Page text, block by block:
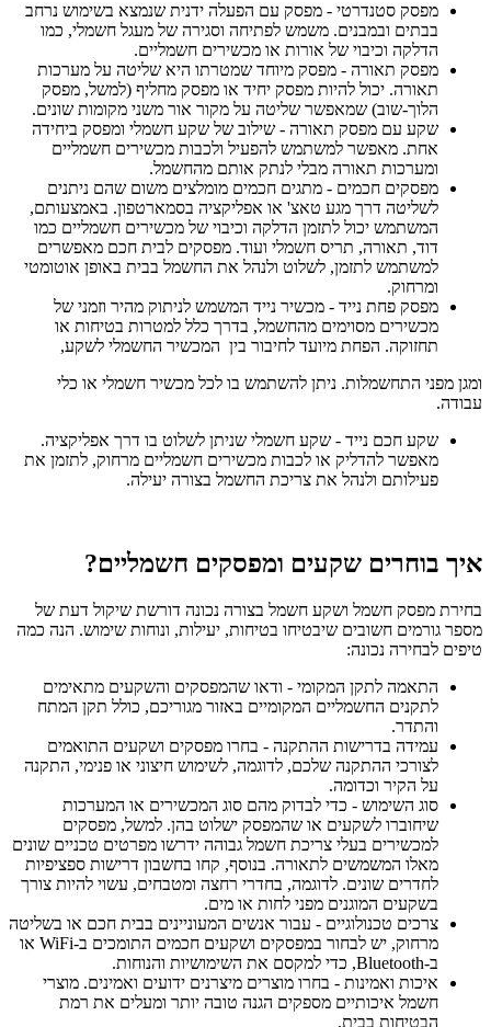
מפסק סטנדרטי - מפסק עם הפעלה ידנית שנמצא בשימוש נרחב
בבתים ובמבנים. משמש לפתיחה וסגירה של מעגל חשמלי, כמו
הדלקה וכיבוי של אורות או מכשירים חשמליים.
מפסק תאורה - מפסק מיוחד שמטרתו היא שליטה על מערכות
תאורה. יכול להיות מפסק יחיד או מפסק מחליף (למשל, מפסק
הלוך-שוב) שמאפשר שליטה על מקור אור משני מקומות שונים.
שקע עם מפסק תאורה - שילוב של שקע חשמלי ומפסק ביחידה
אחת. מאפשר למשתמש להפעיל ולכבות מכשירים חשמליים
ומערכות תאורה מבלי לנתק אותם מהחשמל.
מפסקים חכמים - מתגים חכמים מומלצים משום שהם ניתנים
לשליטה דרך מגע טאצ' או אפליקציה בסמארטפון. באמצעותם,
המשתמש יכול לתזמן הדלקה וכיבוי של מכשירים חשמליים כמו
דוד, תאורה, תריס חשמלי ועוד. מפסקים לבית חכם מאפשרים
למשתמש לתזמן, לשלוט ולנהל את החשמל בבית באופן אוטומטי
ומרחוק.
מפסק פחת נייד - מכשיר נייד המשמש לניתוק מהיר וזמני של
מכשירים מסוימים מהחשמל, בדרך כלל למטרות בטיחות או
תחזוקה. הפחת מיועד לחיבור בין המכשיר החשמלי לשקע,
ומגן מפני התחשמלות. ניתן להשתמש בו לכל מכשיר חשמלי או כלי
עבודה.
שקע חכם נייד - שקע חשמלי שניתן לשלוט בו דרך אפליקציה.
מאפשר להדליק או לכבות מכשירים חשמליים מרחוק, לתזמן את
פעילותם ולנהל את צריכת החשמל בצורה יעילה.
איך בוחרים שקעים ומפסקים חשמליים?
בחירת מפסק חשמל ושקע חשמל בצורה נכונה דורשת שיקול דעת של
מספר גורמים חשובים שיבטיחו בטיחות, יעילות, ונוחות שימוש. הנה כמה
טיפים לבחירה נכונה:
התאמה לתקן המקומי - ודאו שהמפסקים והשקעים מתאימים
לתקנים החשמליים המקומיים באזור מגוריכם, כולל תקן המתח
והתדר.
עמידה בדרישות ההתקנה - בחרו מפסקים ושקעים התואמים
לצורכי ההתקנה שלכם, לדוגמה, לשימוש חיצוני או פנימי, התקנה
על הקיר וכדומה.
סוג השימוש - כדי לבדוק מהם סוג המכשירים או המערכות
שיחוברו לשקעים או שהמפסק ישלוט בהן. למשל, מפסקים
למכשירים בעלי צריכת חשמל גבוהה ידרשו מפרטים טכניים שונים
מאלו המשמשים לתאורה. בנוסף, קחו בחשבון דרישות ספציפיות
לחדרים שונים. לדוגמה, בחדרי רחצה ומטבחים, עשוי להיות צורך
בשקעים המוגנים מפני לחות או מים.
צרכים טכנולוגיים - עבור אנשים המעוניינים בבית חכם או בשליטה
מרחוק, יש לבחור במפסקים ושקעים חכמים התומכים ב-WiFi או
ב-Bluetooth, כדי למקסם את השימושיות והנוחות.
איכות ואמינות - בחרו מוצרים מיצרנים ידועים ואמינים. מוצרי
חשמל איכותיים מספקים הגנה טובה יותר ומעלים את רמת
הבטיחות בבית.